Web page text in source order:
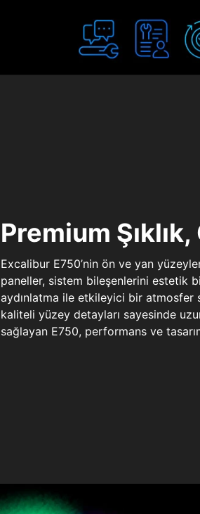
Premium
Excalibur E750’nin ön ve yan
paneller, sistem bileşenlerini estetik
aydınlatma ile etkileyici bir atmosfer
kaliteli yüzey detayları sayesinde
sağlayan E750, performans ve